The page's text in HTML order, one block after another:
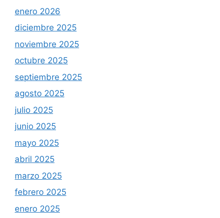
enero 2026
diciembre 2025
noviembre 2025
octubre 2025
septiembre 2025
agosto 2025
julio 2025
junio 2025
mayo 2025
abril 2025
marzo 2025
febrero 2025
enero 2025